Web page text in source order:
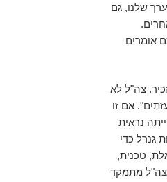
שלנו, גם
אומרים
צה"ל לא
אם זו
נראית
גנרל כדי
טכנית,
צה"ל מתמקד